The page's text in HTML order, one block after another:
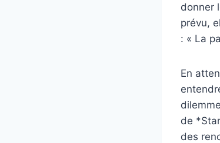
donner
prévu,
: « La
En
de
des